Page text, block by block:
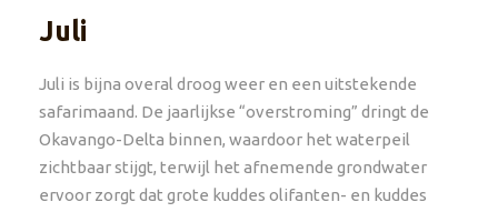
Juli
Juli is bijna overal droog weer en een uitstekende
safarimaand. De jaarlijkse “overstroming” dringt de
Okavango-Delta binnen, waardoor het waterpeil
zichtbaar stijgt, terwijl het afnemende grondwater
ervoor zorgt dat grote kuddes olifanten- en kuddes